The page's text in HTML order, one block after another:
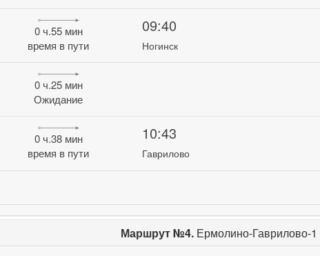
0 ч.55 мин
время в пути
09:40
Ногинск
0 ч.25 мин
Ожидание
0 ч.38 мин
время в пути
10:43
Гаврилово
Маршрут №4. Ермолино-Гаврилово-1